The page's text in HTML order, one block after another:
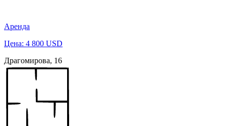
Аренда
Цена: 4 800 USD
Драгомирова, 16